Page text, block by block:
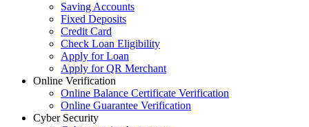
Saving Accounts
Fixed Deposits
Credit Card
Check Loan Eligibility
Apply for Loan
Apply for QR Merchant
Online Verification
Online Balance Certificate Verification
Online Guarantee Verification
Cyber Security